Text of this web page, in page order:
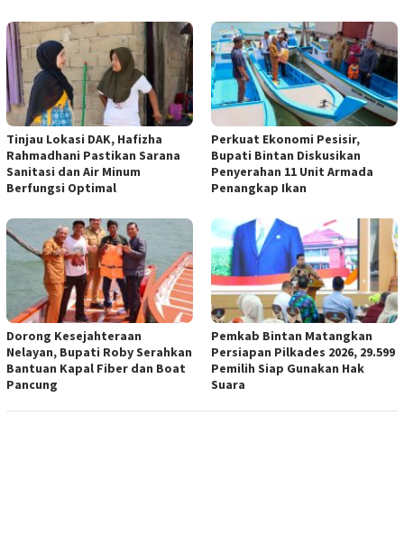
Tinjau Lokasi DAK, Hafizha
Rahmadhani Pastikan Sarana
Sanitasi dan Air Minum
Berfungsi Optimal
Perkuat Ekonomi Pesisir,
Bupati Bintan Diskusikan
Penyerahan 11 Unit Armada
Penangkap Ikan
Dorong Kesejahteraan
Nelayan, Bupati Roby Serahkan
Bantuan Kapal Fiber dan Boat
Pancung
Pemkab Bintan Matangkan
Persiapan Pilkades 2026, 29.599
Pemilih Siap Gunakan Hak
Suara